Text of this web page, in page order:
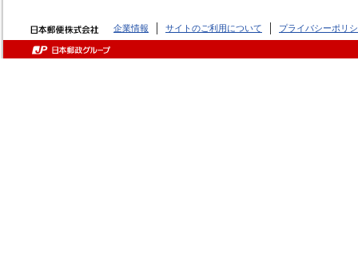
企業情報 サイトのご利用について プライバシーポリ